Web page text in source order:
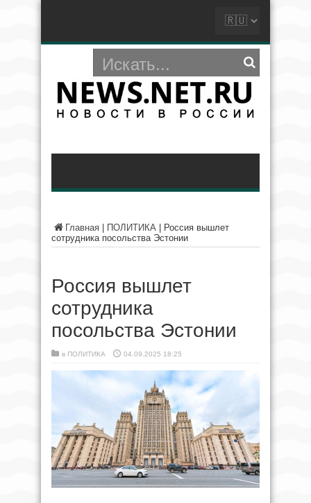
Главная ПОЛИТИКА
Россия вышлет
сотрудника посольства Эстонии
Россия вышлет
сотрудника
посольства Эстонии
в ПОЛИТИКА 04.09.2025 18:25